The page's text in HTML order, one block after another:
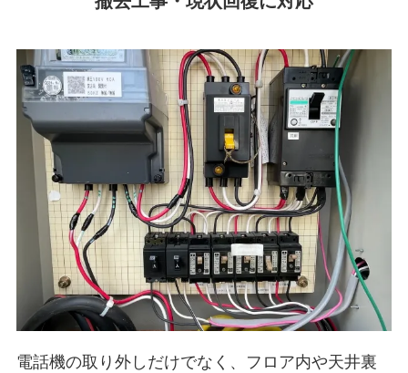
電話機の取り外しだけでなく、フロア内や天井裏